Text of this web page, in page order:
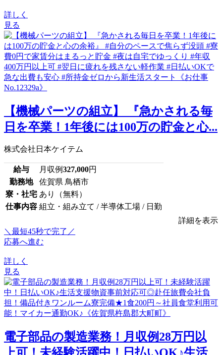
詳しく
見る
【機械パーツの組立】 『急かされる毎
日を卒業！1年後には100万の貯金と心...
株式会社日本ケイテム
給与 月収例327,000円
勤務地
佐賀県 鳥栖市
寮・社宅 あり（無料）
仕事内容 組立・組み立て / 半導体工場 / 日勤
詳細を表示
＼最短45秒で完了／
応募へ進む
詳しく
見る
電子部品の製造業務！月収例28万円以